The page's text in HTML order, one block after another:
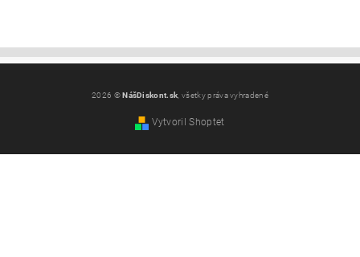
2026 ©NášDiskont.sk , všetky práva vyhradené
Vytvoril Shoptet